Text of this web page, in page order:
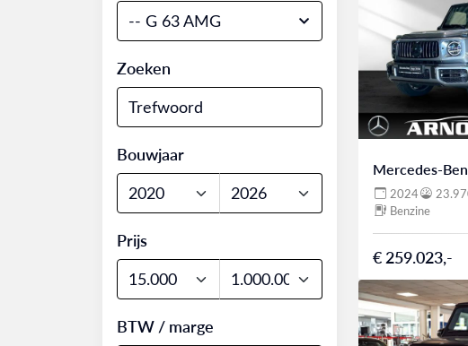
-- G 63 AMG
Zoeken
Bouwjaar
Prijs
BTW / marge
Mercedes-
2024
Benzine
€ 259.023,-